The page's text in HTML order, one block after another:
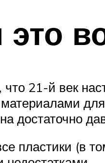
что 21-й век
для
достаточно
пластики (в